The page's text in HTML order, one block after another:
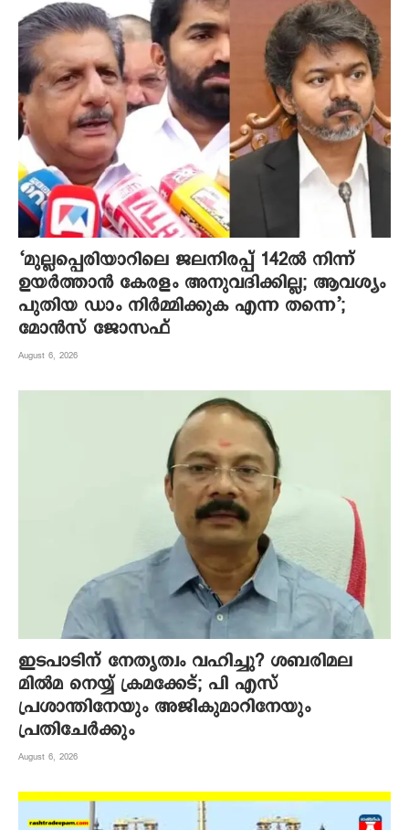
‘മുല്ലപ്പെരിയാറിലെ ജലനിരപ്പ് 142ല്‍ നിന്ന്
ഉയര്‍ത്താന്‍ കേരളം അനുവദിക്കില്ല; ആവശ്യം
പുതിയ ഡാം നിര്‍മ്മിക്കുക എന്ന തന്നെ’;
മോന്‍സ് ജോസഫ്
August 6, 2026
ഇടപാടിന് നേതൃത്വം വഹിച്ചു? ശബരിമല
മില്‍മ നെയ്യ് ക്രമക്കേട്; പി എസ്
പ്രശാന്തിനേയും അജികുമാറിനേയും
പ്രതിചേര്‍ക്കും
August 6, 2026